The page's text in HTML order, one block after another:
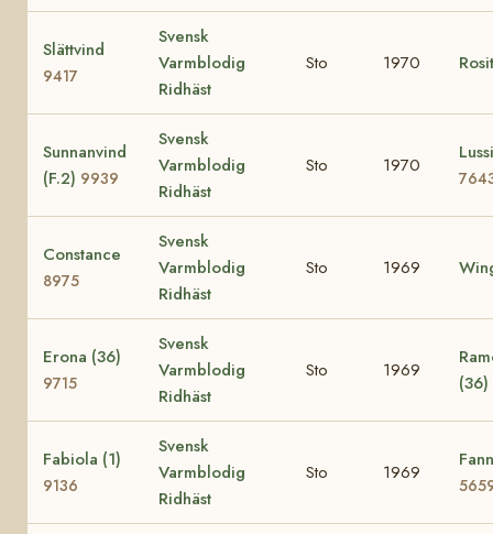
Slättvind
9417
Svensk
Varmblodig
Ridhäst
Sto 1970
Sunnanvind
(F.2) 9939
Svensk
Varmblodig
Ridhäst
Sto 1970
Constance
8975
Svensk
Varmblodig
Ridhäst
Sto 1969
Erona (36)
9715
Svensk
Varmblodig
Ridhäst
Sto 1969
(36)
Fabiola (1)
9136
Svensk
Varmblodig
Ridhäst
Sto 1969